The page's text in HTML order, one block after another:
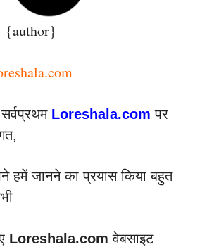
{author}
Loreshala.com पर
हमेंजानने का प्रयासकिया बहुत
Loreshala.com वेबसाइट